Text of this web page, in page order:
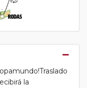
la